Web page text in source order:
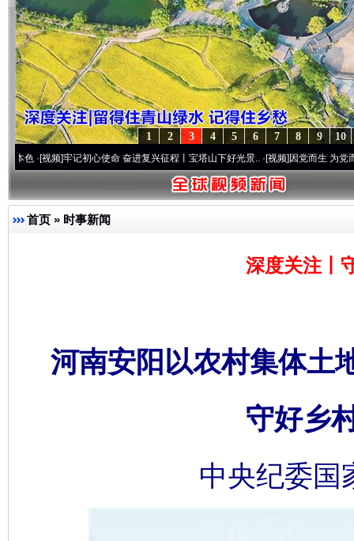
10
9
8
7
6
5
4
3
2
1
牢记初心使命 奋进复兴征程丨宝塔山下好光景..·[视频]因党而生 为党而战——百年
首页 » 时事新闻
深度关注丨
河南安阳以农村集体土
守好乡
中央纪委国